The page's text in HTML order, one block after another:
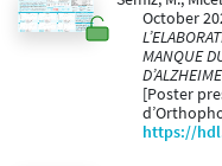
October
MANQUE
[Poster
https://